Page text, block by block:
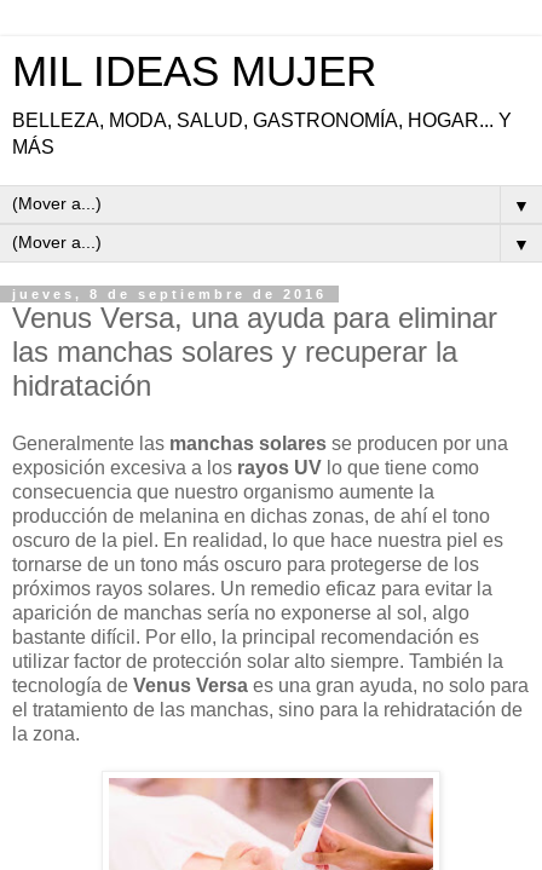
MIL IDEAS MUJER
BELLEZA, MODA, SALUD, GASTRONOMÍA, HOGAR... Y
MÁS
▼
▼
jueves, 8 de septiembre de 2016
Venus Versa, una ayuda para eliminar
las manchas solares y recuperar la
hidratación
Generalmente las manchas solares se producen por una
exposición excesiva a los rayos UV lo que tiene como
consecuencia que nuestro organismo aumente la
producción de melanina en dichas zonas, de ahí el tono
oscuro de la piel. En realidad, lo que hace nuestra piel es
tornarse de un tono más oscuro para protegerse de los
próximos rayos solares. Un remedio eficaz para evitar la
aparición de manchas sería no exponerse al sol, algo
bastante difícil. Por ello, la principal recomendación es
utilizar factor de protección solar alto siempre. También la
tecnología de Venus Versa es una gran ayuda, no solo para
el tratamiento de las manchas, sino para la rehidratación de
la zona.